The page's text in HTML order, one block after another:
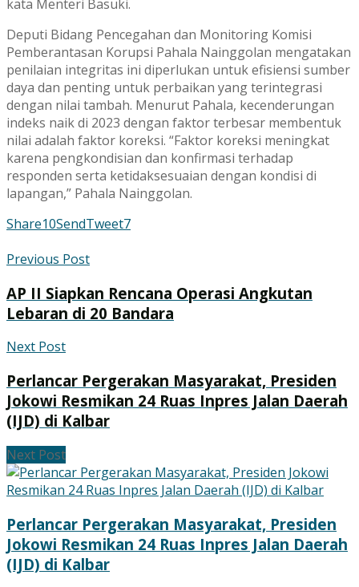
kata Menteri Basuki.
Deputi Bidang Pencegahan dan Monitoring Komisi
Pemberantasan Korupsi Pahala Nainggolan mengatakan
penilaian integritas ini diperlukan untuk efisiensi sumber
daya dan penting untuk perbaikan yang terintegrasi
dengan nilai tambah. Menurut Pahala, kecenderungan
indeks naik di 2023 dengan faktor terbesar membentuk
nilai adalah faktor koreksi. “Faktor koreksi meningkat
karena pengkondisian dan konfirmasi terhadap
responden serta ketidaksesuaian dengan kondisi di
lapangan,” Pahala Nainggolan.
Share10SendTweet7
Previous Post
AP II Siapkan Rencana Operasi Angkutan
Lebaran di 20 Bandara
Next Post
Perlancar Pergerakan Masyarakat, Presiden
Jokowi Resmikan 24 Ruas Inpres Jalan Daerah
(IJD) di Kalbar
Next Post
Perlancar Pergerakan Masyarakat, Presiden
Jokowi Resmikan 24 Ruas Inpres Jalan Daerah
(IJD) di Kalbar